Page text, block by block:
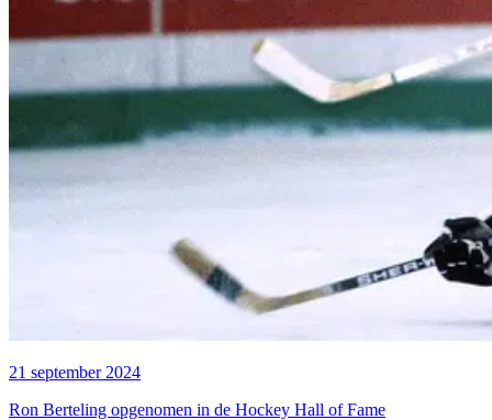
21 september 2024
Ron Berteling opgenomen in de Hockey Hall of Fame